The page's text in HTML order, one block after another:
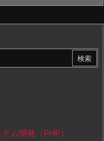
ム開発（PHP）